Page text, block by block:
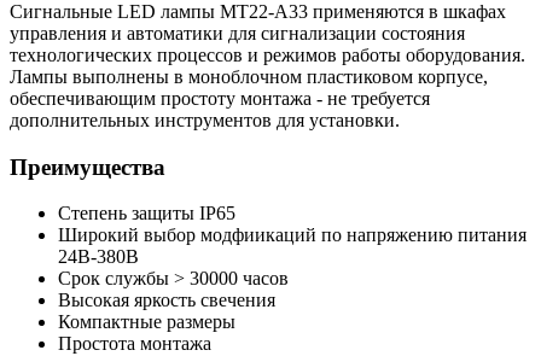
Сигнальные LED лампы MT22-A33 применяются в шкафах
управления и автоматики для сигнализации состояния
технологических процессов и режимов работы оборудования.
Лампы выполнены в моноблочном пластиковом корпусе,
обеспечивающим простоту монтажа - не требуется
дополнительных инструментов для установки.
Преимущества
Степень защиты IP65
Широкий выбор модфиикаций по напряжению питания
24В-380В
Срок службы > 30000 часов
Высокая яркость свечения
Компактные размеры
Простота монтажа